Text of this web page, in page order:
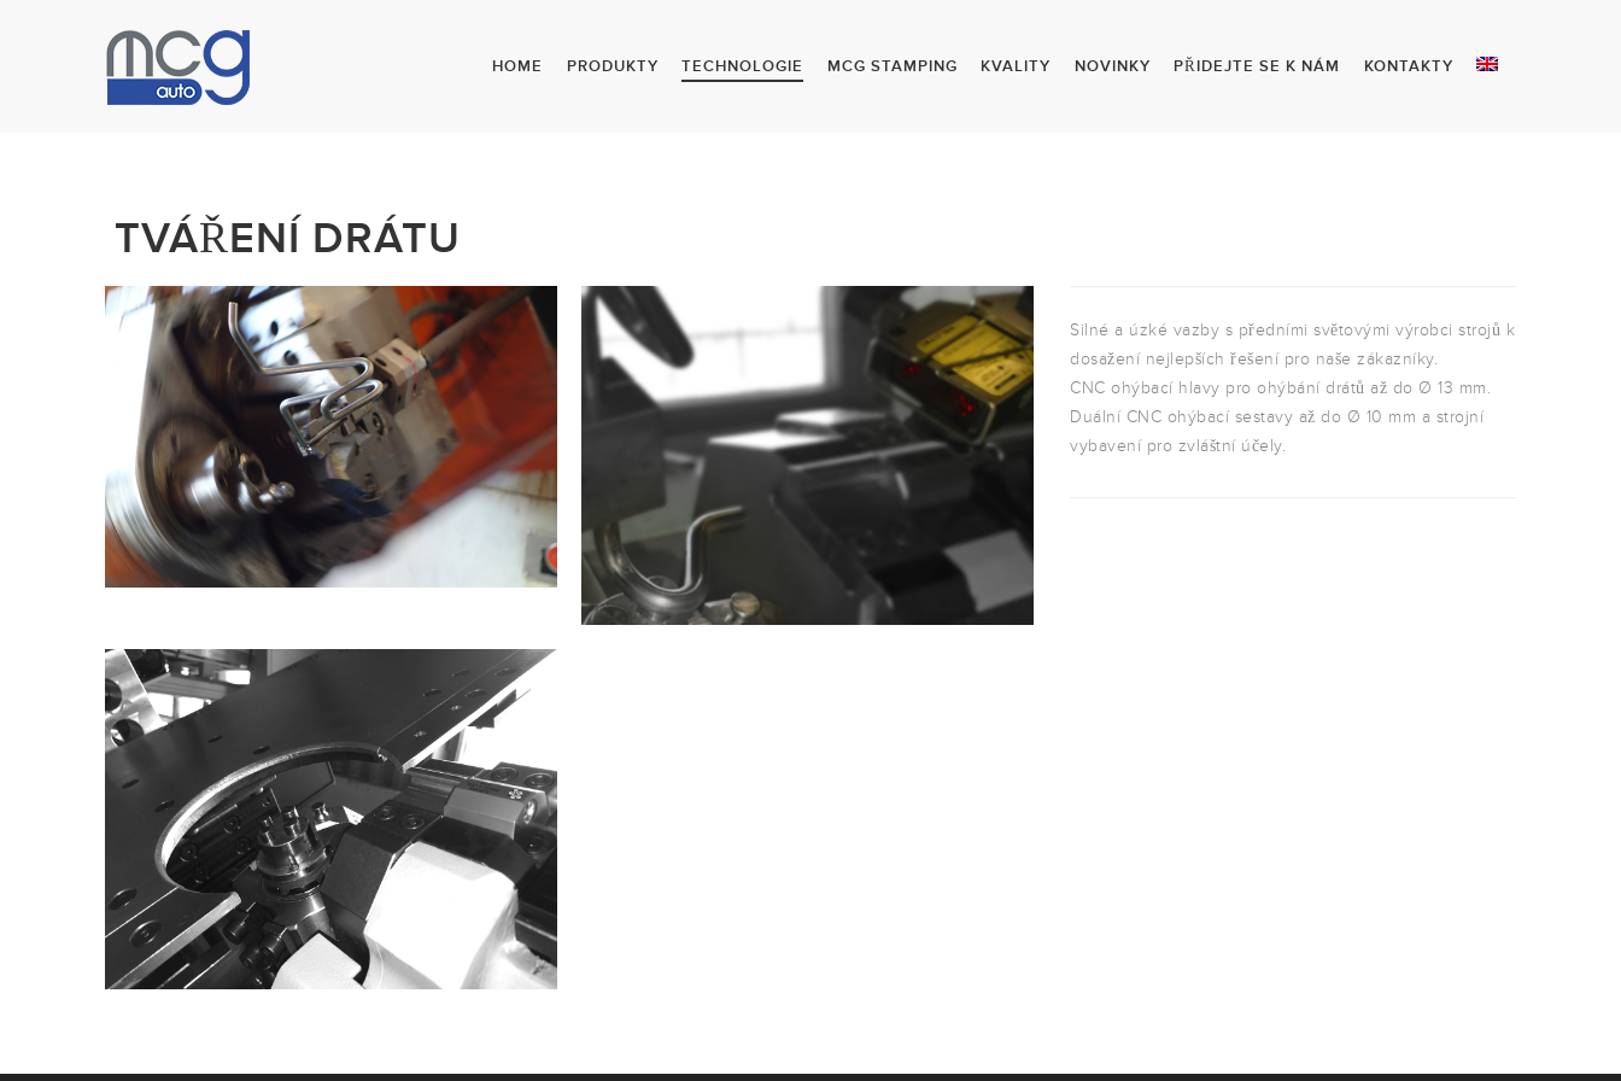
HOME PRODUKTY TECHNOLOGIE MCG STAMPING KVALITY NOVINKY PŘIDEJTE SE K NÁM KONTAKTY
TVÁŘENÍ DRÁTU
Silné a úzké vazby s předními světovými výrobci strojů k
dosažení nejlepších řešení pro naše zákazníky.
CNC ohýbací hlavy pro ohýbání drátů až do Ø 13 mm.
Duální CNC ohýbací sestavy až do Ø 10 mm a strojní
vybavení pro zvláštní účely.